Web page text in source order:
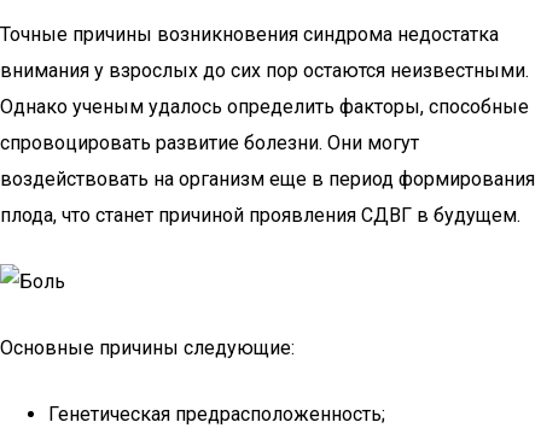
Точные причины возникновения синдрома недостатка
внимания у взрослых до сих пор остаются неизвестными.
Однако ученым удалось определить факторы, способные
спровоцировать развитие болезни. Они могут
воздействовать на организм еще в период формирования
плода, что станет причиной проявления СДВГ в будущем.
Основные причины следующие:
Генетическая предрасположенность;